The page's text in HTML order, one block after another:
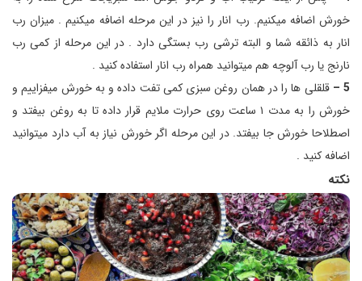
خورش اضافه میکنیم. رب انار را نیز در این مرحله اضافه میکنیم . میزان رب
انار به ذائقه شما و البته ترشی رب بستگی دارد . در این مرحله از کمی رب
نارنج یا رب آلوچه هم میتوانید همراه رب انار استفاده کنید .
5 –
قلقلی ها را در همان روغن سبزی کمی تفت داده و به خورش میفزاییم و
خورش را به مدت ۱ ساعت روی حرارت ملایم قرار داده تا به روغن بیفتد و
اصطلاحا خورش جا بیفتد. در این مرحله اگر خورش نیاز به آب دارد میتوانید
اضافه کنید .
نکته